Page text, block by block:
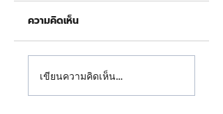
ความคิดเห็น
เขียนความคิดเห็น…